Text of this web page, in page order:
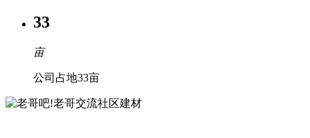
33
亩
公司占地33亩